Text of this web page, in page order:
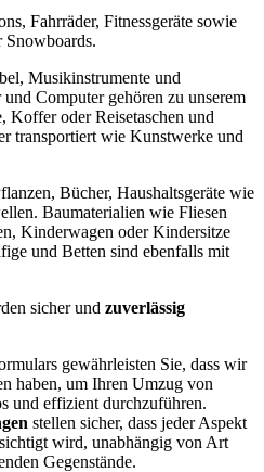
Fahrräder, Fitnessgeräte sowie
Snowboards.
Musikinstrumente und
Computer gehören zu unserem
Koffer oder Reisetaschen und
transportiert wie Kunstwerke und
Bücher, Haushaltsgeräte wie
Baumaterialien wie Fliesen
Kinderwagen oder Kindersitze
und Betten sind ebenfalls mit
sicher und zuverlässig
gewährleisten Sie, dass wir
haben, um Ihren Umzug von
und effizient durchzuführen.
stellen sicher, dass jeder Aspekt
wird, unabhängig von Art
Gegenstände.